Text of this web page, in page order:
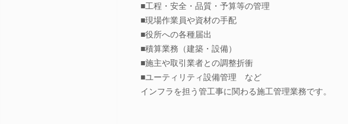
■工程・安全・品質・予算等の管理
■現場作業員や資材の手配
■役所への各種届出
■積算業務（建築・設備）
■施主や取引業者との調整折衝
■ユーティリティ設備管理 など
インフラを担う管工事に関わる施工管理業務です。